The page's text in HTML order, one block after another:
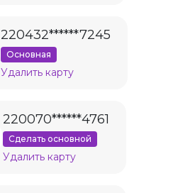
220432******7245
Основная
Удалить карту
220070******4761
Сделать основной
Удалить карту